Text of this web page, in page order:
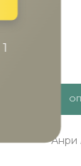
Анри